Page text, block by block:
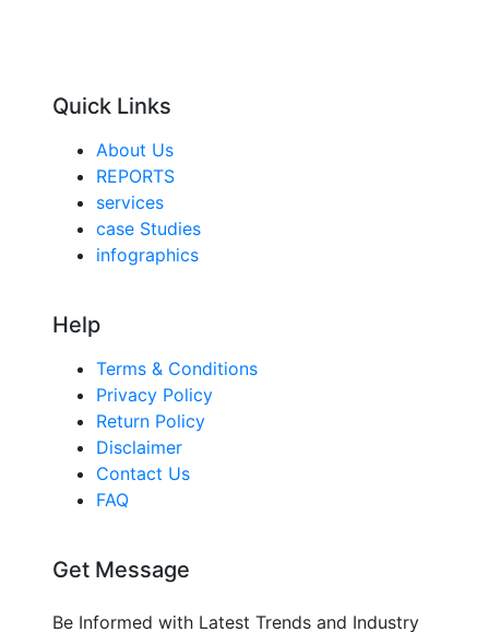
Quick Links
About Us
REPORTS
services
case Studies
infographics
Help
Terms & Conditions
Privacy Policy
Return Policy
Disclaimer
Contact Us
FAQ
Get Message
Be Informed with Latest Trends and Industry